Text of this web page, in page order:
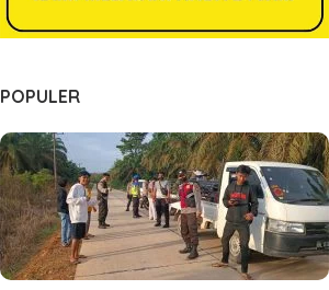
POPULER